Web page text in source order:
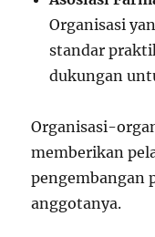
Organisasi
standar
dukungan
Organisasi-
memberikan
pengembangan
anggotanya.